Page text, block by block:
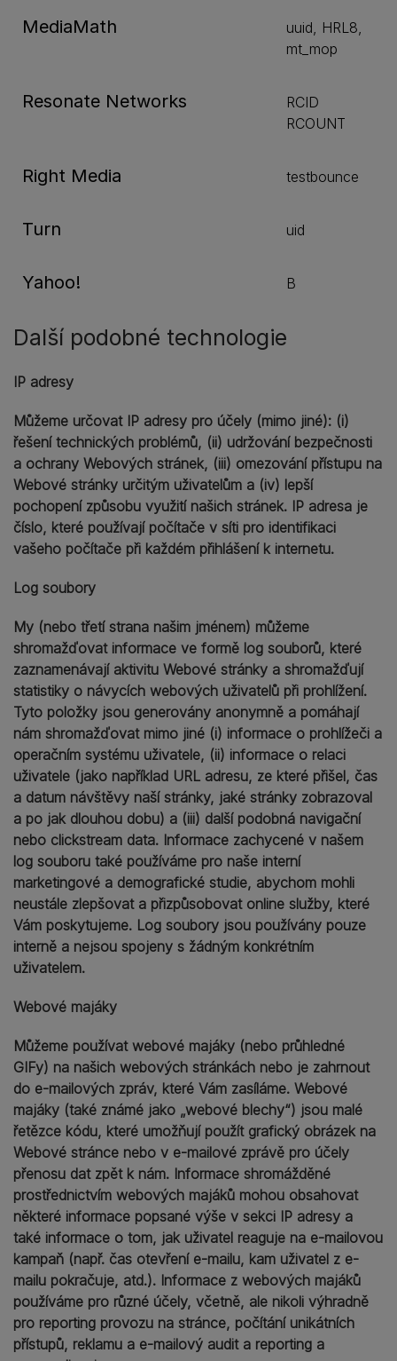
MediaMath
uuid, HRL8,
mt_mop
Resonate Networks
RCID
RCOUNT
Right Media testbounce
Turn uid
Yahoo! B
Další podobné technologie
IP adresy
Můžeme určovat IP adresy pro účely (mimo jiné): (i)
řešení technických problémů, (ii) udržování bezpečnosti
a ochrany Webových stránek, (iii) omezování přístupu na
Webové stránky určitým uživatelům a (iv) lepší
pochopení způsobu využití našich stránek. IP adresa je
číslo, které používají počítače v síti pro identifikaci
vašeho počítače při každém přihlášení k internetu.
Log soubory
My (nebo třetí strana našim jménem) můžeme
shromažďovat informace ve formě log souborů, které
zaznamenávají aktivitu Webové stránky a shromažďují
statistiky o návycích webových uživatelů při prohlížení.
Tyto položky jsou generovány anonymně a pomáhají
nám shromažďovat mimo jiné (i) informace o prohlížeči a
operačním systému uživatele, (ii) informace o relaci
uživatele (jako například URL adresu, ze které přišel, čas
a datum návštěvy naší stránky, jaké stránky zobrazoval
a po jak dlouhou dobu) a (iii) další podobná navigační
nebo clickstream data. Informace zachycené v našem
log souboru také používáme pro naše interní
marketingové a demografické studie, abychom mohli
neustále zlepšovat a přizpůsobovat online služby, které
Vám poskytujeme. Log soubory jsou používány pouze
interně a nejsou spojeny s žádným konkrétním
uživatelem.
Webové majáky
Můžeme používat webové majáky (nebo průhledné
GIFy) na našich webových stránkách nebo je zahrnout
do e-mailových zpráv, které Vám zasíláme. Webové
majáky (také známé jako „webové blechy“) jsou malé
řetězce kódu, které umožňují použít grafický obrázek na
Webové stránce nebo v e-mailové zprávě pro účely
přenosu dat zpět k nám. Informace shromážděné
prostřednictvím webových majáků mohou obsahovat
některé informace popsané výše v sekci IP adresy a
také informace o tom, jak uživatel reaguje na e-mailovou
kampaň (např. čas otevření e-mailu, kam uživatel z e-
mailu pokračuje, atd.). Informace z webových majáků
používáme pro různé účely, včetně, ale nikoli výhradně
pro reporting provozu na stránce, počítání unikátních
přístupů, reklamu a e-mailový audit a reporting a